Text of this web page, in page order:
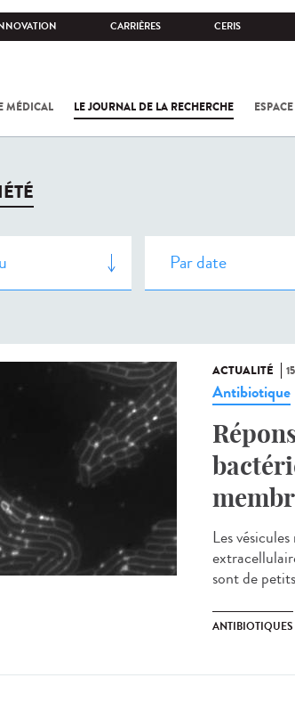
CARRIÈRES CERIS
MÉDICAL LE JOURNAL DE LA RECHERCHE
ACTUALITÉ
Antibiotique
Les
sont de
ANTIBIOTIQUES